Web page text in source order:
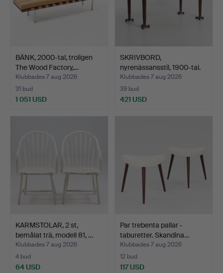
BÄNK, 2000-tal, troligen
The Wood Factory,…
Klubbades 7 aug 2026
31 bud
1 051 USD
SKRIVBORD,
nyrenässansstil, 1900-tal.
Klubbades 7 aug 2026
39 bud
421 USD
KARMSTOLAR, 2 st,
bemålat trä, modell 81, …
Klubbades 7 aug 2026
4 bud
64 USD
Par trebenta pallar -
taburetter. Skandina…
Klubbades 7 aug 2026
12 bud
117 USD